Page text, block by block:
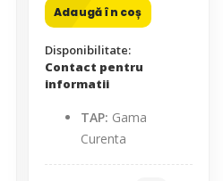
Adaugă în coș
Disponibilitate:
Contact pentru
informatii
TAP: Gama
Curenta